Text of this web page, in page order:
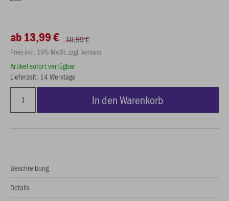
ab 13,99 € 19,99 €
Preis inkl. 19% MwSt. zzgl. Versand
Artikel sofort verfügbar
Lieferzeit: 14 Werktage
In den Warenkorb
Beschreibung
Details